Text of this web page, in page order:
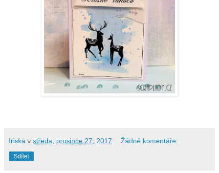
Iriska v středa, prosince 27, 2017 Žádné komentáře:
Sdílet